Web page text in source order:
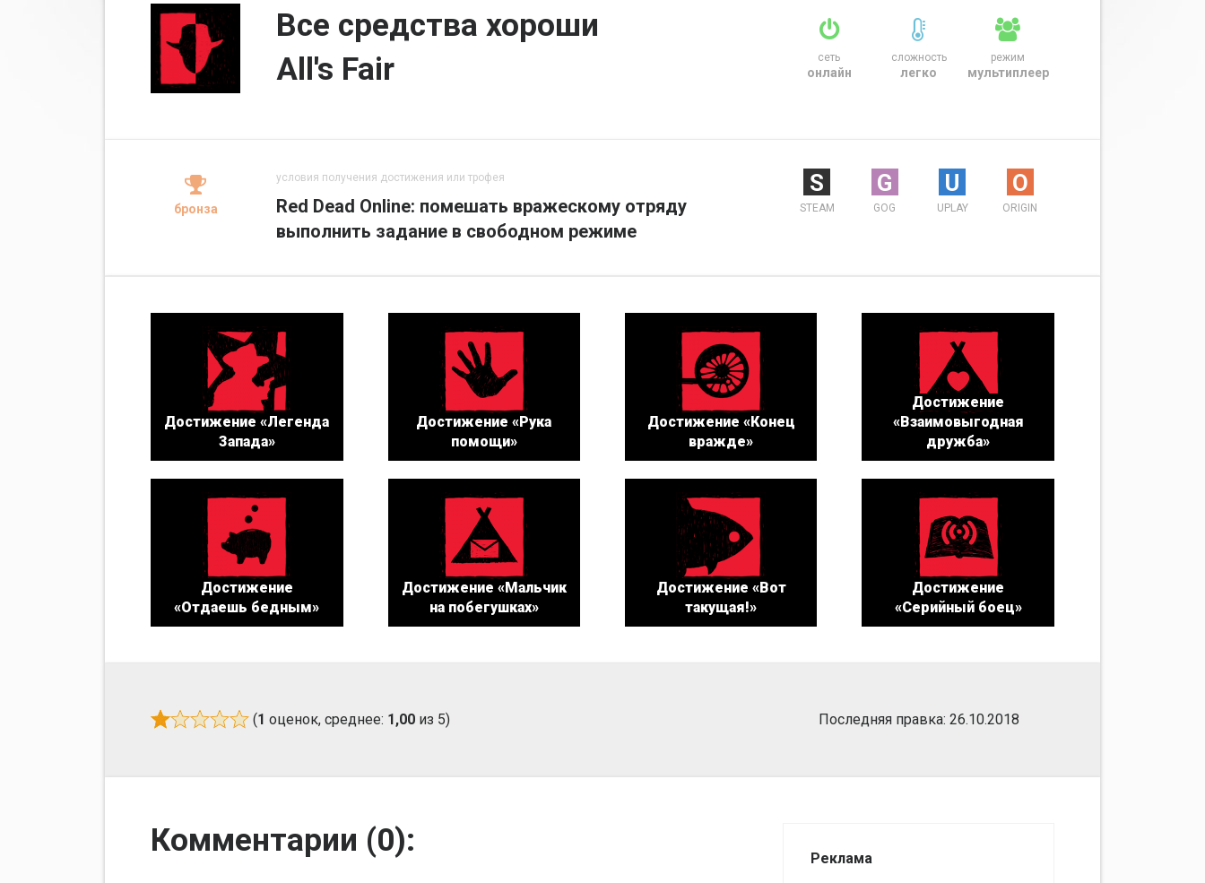
Все средства хороши
All's Fair
сеть
онлайн
сложность
легко
режим
мультиплеер
бронза
условия получения достижения или трофея
Red Dead Online: помешать вражескому отряду
выполнить задание в свободном режиме
S
STEAM
G
GOG
U
UPLAY
O
ORIGIN
Достижение «Легенда
Запада»
Достижение «Рука
помощи»
Достижение «Конец
вражде»
Достижение
«Взаимовыгодная
дружба»
Достижение
«Отдаешь бедным»
Достижение «Мальчик
на побегушках»
Достижение «Вот
такущая!»
Достижение
«Серийный боец»
(1 оценок, среднее: 1,00 из 5) Последняя правка: 26.10.2018
Комментарии (0): Реклама